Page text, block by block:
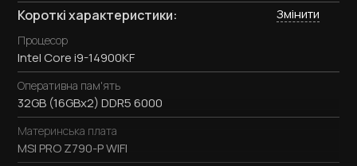
Короткі характеристики: Змінити
Процесор
Intel Core i9-14900KF
Оперативна пам'ять
32GB (16GBx2) DDR5 6000
Материнська плата
MSI PRO Z790-P WIFI